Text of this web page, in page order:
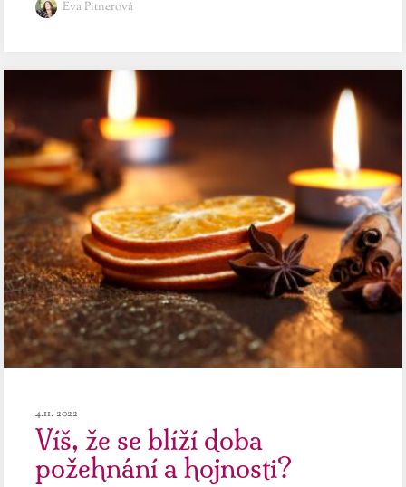
Eva Pitnerová
4.11. 2022
Víš, že se blíží doba
požehnání a hojnosti?